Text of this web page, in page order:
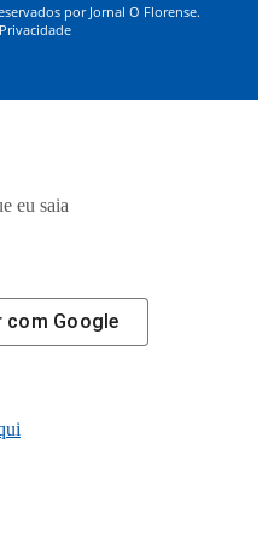
por Jornal O Florense.
eu saia
com Google